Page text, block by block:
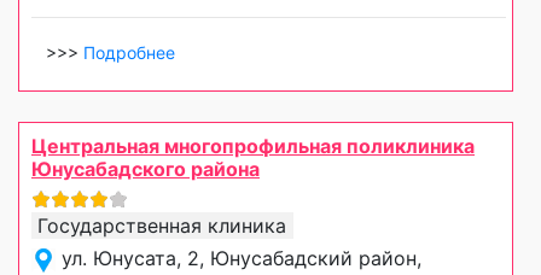
>>> Подробнее
Центральная многопрофильная поликлиника
Юнусабадского района
Государственная клиника
ул. Юнусата, 2, Юнусабадский район,